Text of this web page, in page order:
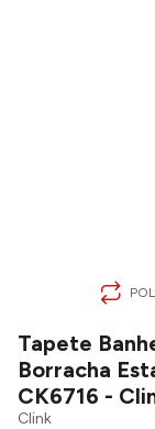
Tapete
Borracha
CK6716 -
Clink